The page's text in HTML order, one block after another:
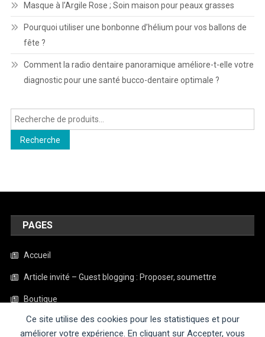
Ce site utilise des cookies pour les statistiques et pour
améliorer votre expérience. En cliquant sur Accepter, vous
Masque à l’Argile Rose ; Soin maison pour peaux grasses
Pourquoi utiliser une bonbonne d’hélium pour vos ballons de
fête ?
Comment la radio dentaire panoramique améliore-t-elle votre
diagnostic pour une santé bucco-dentaire optimale ?
Recherche
pour :
Recherche
PAGES
Accueil
Article invité – Guest blogging : Proposer, soumettre
Boutique
Contact